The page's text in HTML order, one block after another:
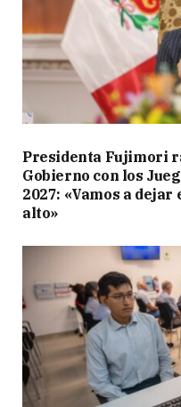
Presidenta Fujimori
Gobierno con los
2027: «Vamos a
alto»